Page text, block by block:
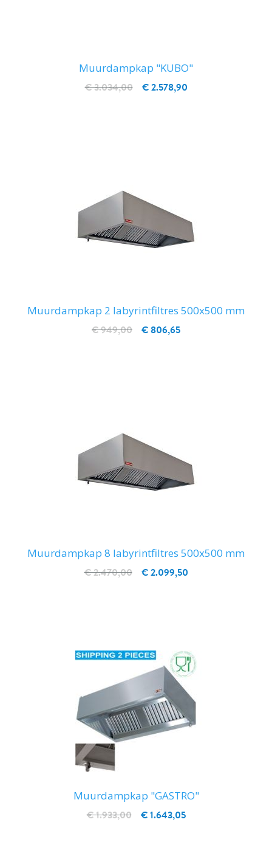
Muurdampkap "KUBO"
€ 2.578,90
€ 3.034,00
Muurdampkap 2 labyrintfiltres 500x500 mm
€ 806,65
€ 949,00
Muurdampkap 8 labyrintfiltres 500x500 mm
€ 2.099,50
€ 2.470,00
Muurdampkap "GASTRO"
€ 1.643,05
€ 1.933,00